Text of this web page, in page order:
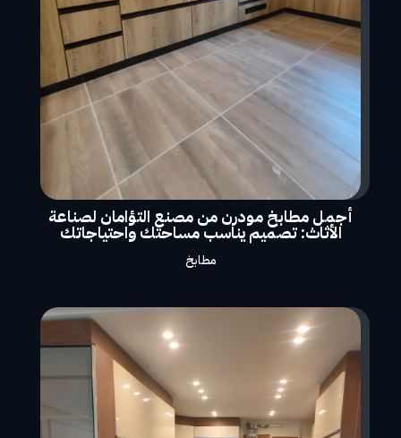
أجمل مطابخ مودرن من مصنع التؤامان لصناعة
الأثاث: تصميم يناسب مساحتك واحتياجاتك
مطابخ